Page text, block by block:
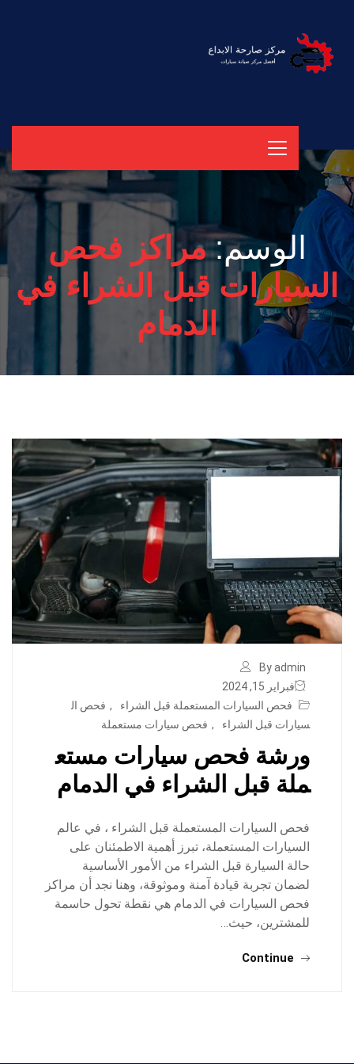
الوسم:مراكز فحص
السيارات قبل الشراء في
الدمام
By admin
فبراير 15, 2024
فحص السيارات المستعملة قبل الشراء
, فحص ال
سيارات قبل الشراء
, فحص سيارات مستعملة
ورشة فحص سيارات مستع
ملة قبل الشراء في الدمام
فحص السيارات المستعملة قبل الشراء ، في عالم
السيارات المستعملة، تبرز أهمية الاطمئنان على
حالة السيارة قبل الشراء من الأمور الأساسية
لضمان تجربة قيادة آمنة وموثوقة، وهنا نجد أن مراكز
فحص السيارات في الدمام هي نقطة تحول حاسمة
للمشترين، حيث…
Continue